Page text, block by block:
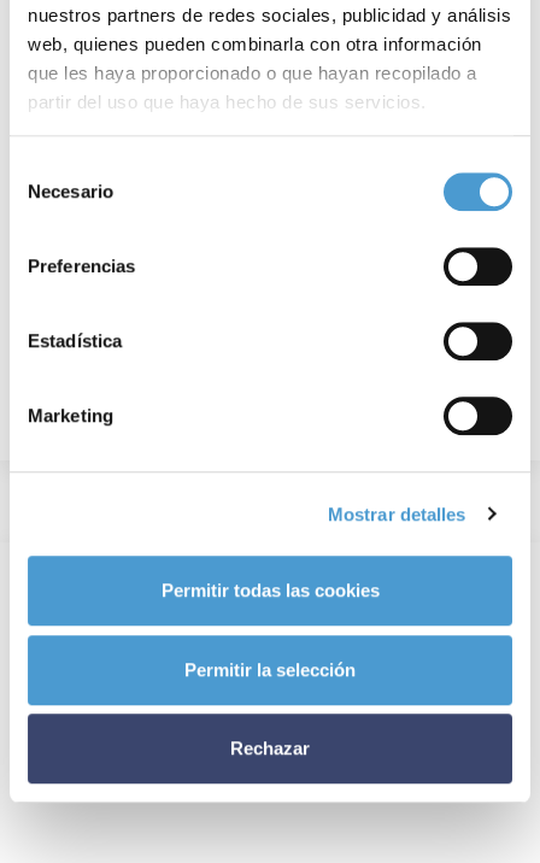
nuestros partners de redes sociales, publicidad y análisis
web, quienes pueden combinarla con otra información
que les haya proporcionado o que hayan recopilado a
partir del uso que haya hecho de sus servicios.
de cookies
Necesario
Preferencias
Estadística
Marketing
Mostrar detalles
Permitir todas las cookies
Permitir la selección
Rechazar
DE INTERÉS